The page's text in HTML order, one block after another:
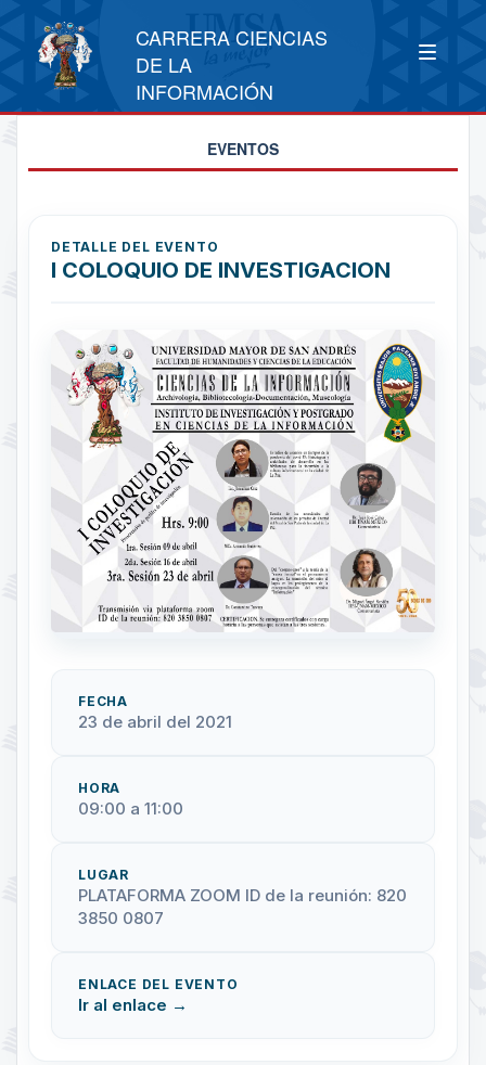
CARRERA CIENCIAS
DE LA
INFORMACIÓN
EVENTOS
DETALLE DEL EVENTO
I COLOQUIO DE INVESTIGACION
FECHA
23 de abril del 2021
HORA
09:00 a 11:00
LUGAR
PLATAFORMA ZOOM ID de la reunión: 820
3850 0807
ENLACE DEL EVENTO
Ir al enlace →